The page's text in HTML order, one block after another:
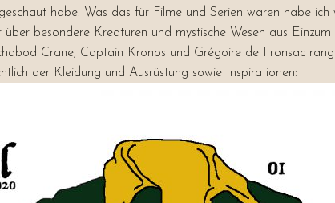
habe. Was das für Filme und Serien waren habe ich
besondere Kreaturen und mystische Wesen aus
Crane, Captain Kronos und Grégoire de Fronsac
der Kleidung und Ausrüstung sowie Inspirationen: